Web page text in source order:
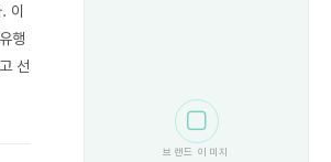
이
행
선
⬜
브랜드 이미지